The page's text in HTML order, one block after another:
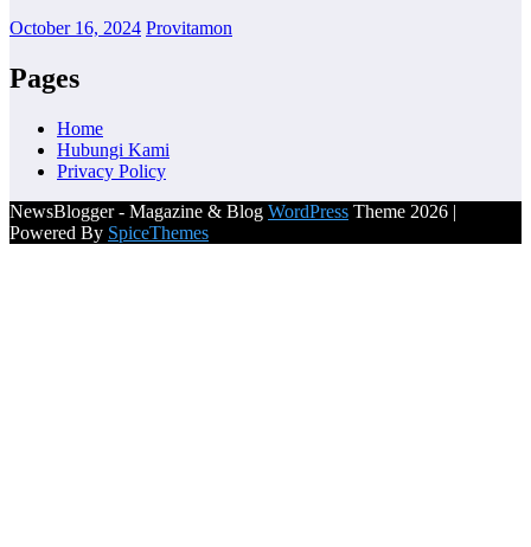
October 16, 2024 Provitamon
Pages
Home
Hubungi Kami
Privacy Policy
NewsBlogger - Magazine & Blog WordPress Theme 2026 |
Powered By SpiceThemes